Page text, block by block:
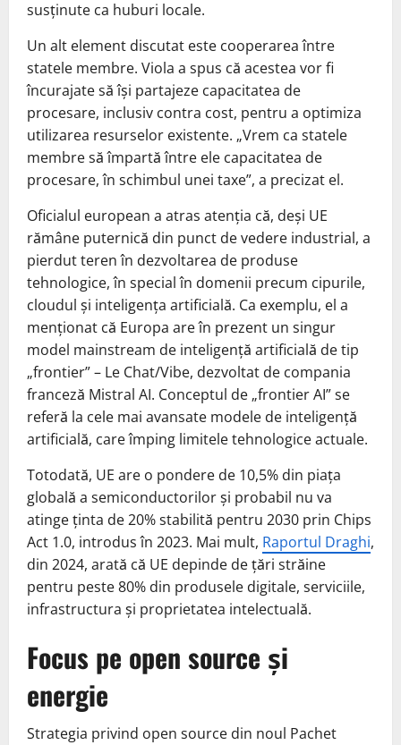
susținute ca huburi locale.
Un alt element discutat este cooperarea între
statele membre. Viola a spus că acestea vor fi
încurajate să își partajeze capacitatea de
procesare, inclusiv contra cost, pentru a optimiza
utilizarea resurselor existente. „Vrem ca statele
membre să împartă între ele capacitatea de
procesare, în schimbul unei taxe”, a precizat el.
Oficialul european a atras atenția că, deși UE
rămâne puternică din punct de vedere industrial, a
pierdut teren în dezvoltarea de produse
tehnologice, în special în domenii precum cipurile,
cloudul și inteligența artificială. Ca exemplu, el a
menționat că Europa are în prezent un singur
model mainstream de inteligență artificială de tip
„frontier” – Le Chat/Vibe, dezvoltat de compania
franceză Mistral AI. Conceptul de „frontier AI” se
referă la cele mai avansate modele de inteligență
artificială, care împing limitele tehnologice actuale.
Totodată, UE are o pondere de 10,5% din piața
globală a semiconductorilor și probabil nu va
atinge ținta de 20% stabilită pentru 2030 prin Chips
Act 1.0, introdus în 2023. Mai mult, Raportul Draghi,
din 2024, arată că UE depinde de țări străine
pentru peste 80% din produsele digitale, serviciile,
infrastructura și proprietatea intelectuală.
Focus pe open source și
energie
Strategia privind open source din noul Pachet